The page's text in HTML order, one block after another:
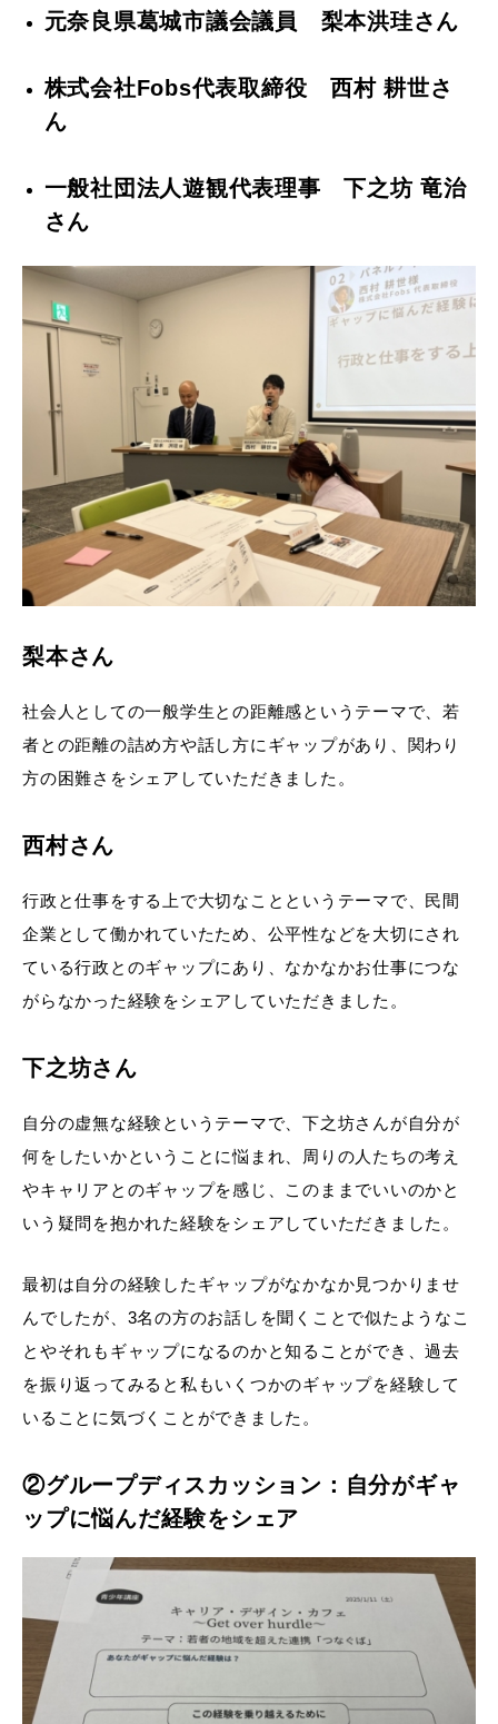
元奈良県葛城市議会議員 梨本洪珪さん
株式会社Fobs代表取締役 西村 耕世さ
ん
一般社団法人遊観代表理事 下之坊 竜治
さん
梨本さん
社会人としての一般学生との距離感というテーマで、若
者との距離の詰め方や話し方にギャップがあり、関わり
方の困難さをシェアしていただきました。
西村さん
行政と仕事をする上で大切なことというテーマで、民間
企業として働かれていたため、公平性などを大切にされ
ている行政とのギャップにあり、なかなかお仕事につな
がらなかった経験をシェアしていただきました。
下之坊さん
自分の虚無な経験というテーマで、下之坊さんが自分が
何をしたいかということに悩まれ、周りの人たちの考え
やキャリアとのギャップを感じ、このままでいいのかと
いう疑問を抱かれた経験をシェアしていただきました。
最初は自分の経験したギャップがなかなか見つかりませ
んでしたが、3名の方のお話しを聞くことで似たようなこ
とやそれもギャップになるのかと知ることができ、過去
を振り返ってみると私もいくつかのギャップを経験して
いることに気づくことができました。
②グループディスカッション：自分がギャ
ップに悩んだ経験をシェア